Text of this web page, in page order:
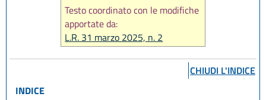
Testo coordinato con le modifiche
apportate da:
L.R. 31 marzo 2025, n. 2
CHIUDI L'INDICE
INDICE